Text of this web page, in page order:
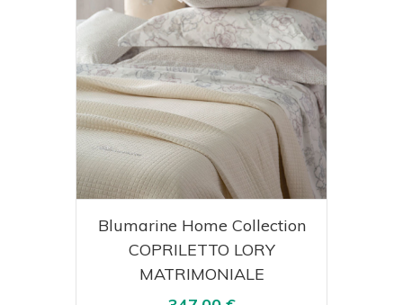
Acquista Visualizza
Blumarine Home Collection
COPRILETTO LORY
MATRIMONIALE